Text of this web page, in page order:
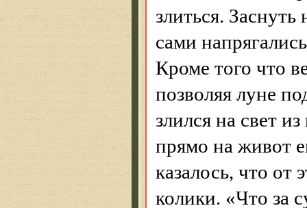
злиться.
сами
Кроме того что
позволяя луне
злился на свет
прямо на живот
казалось, что от
колики. «Что за